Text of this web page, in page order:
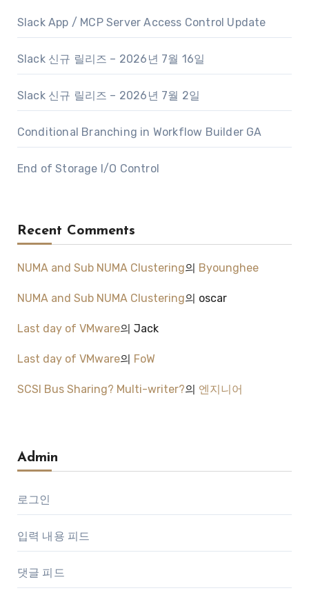
Slack App / MCP Server Access Control Update
Slack 신규 릴리즈 – 2026년 7월 16일
Slack 신규 릴리즈 – 2026년 7월 2일
Conditional Branching in Workflow Builder GA
End of Storage I/O Control
Recent Comments
NUMA and Sub NUMA Clustering의 Byounghee
NUMA and Sub NUMA Clustering의 oscar
Last day of VMware의 Jack
Last day of VMware의 FoW
SCSI Bus Sharing? Multi-writer?의 엔지니어
Admin
로그인
입력 내용 피드
댓글 피드